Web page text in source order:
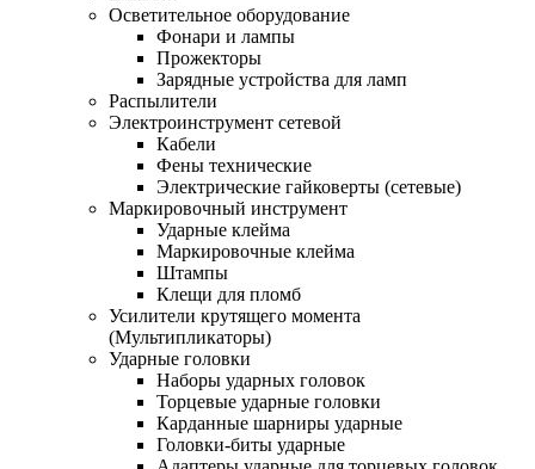
Осветительное оборудование
Фонари и лампы
Прожекторы
Зарядные устройства для ламп
Распылители
Электроинструмент сетевой
Кабели
Фены технические
Электрические гайковерты (сетевые)
Маркировочный инструмент
Ударные клейма
Маркировочные клейма
Штампы
Клещи для пломб
Усилители крутящего момента
(Мультипликаторы)
Ударные головки
Наборы ударных головок
Торцевые ударные головки
Карданные шарниры ударные
Головки-биты ударные